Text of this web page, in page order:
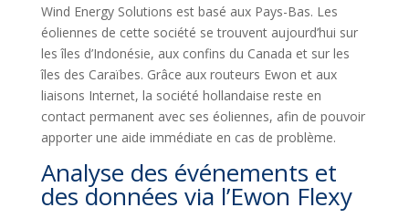
Wind Energy Solutions est basé aux Pays-Bas. Les
éoliennes de cette société se trouvent aujourd’hui sur
les îles d’Indonésie, aux confins du Canada et sur les
îles des Caraïbes. Grâce aux routeurs Ewon et aux
liaisons Internet, la société hollandaise reste en
contact permanent avec ses éoliennes, afin de pouvoir
apporter une aide immédiate en cas de problème.
Analyse des événements et
des données via l’Ewon Flexy